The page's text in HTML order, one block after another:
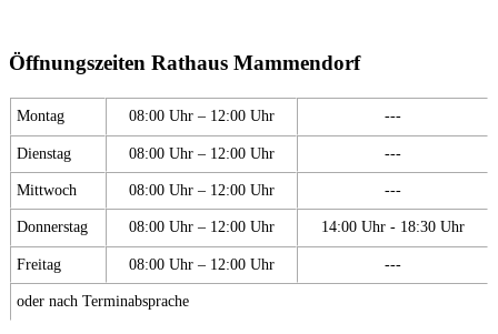
Öffnungszeiten Rathaus Mammendorf
Montag 08:00 Uhr – 12:00 Uhr ---
Dienstag 08:00 Uhr – 12:00 Uhr ---
Mittwoch 08:00 Uhr – 12:00 Uhr ---
Donnerstag 08:00 Uhr – 12:00 Uhr 14:00 Uhr - 18:30 Uhr
Freitag 08:00 Uhr – 12:00 Uhr ---
oder nach Terminabsprache